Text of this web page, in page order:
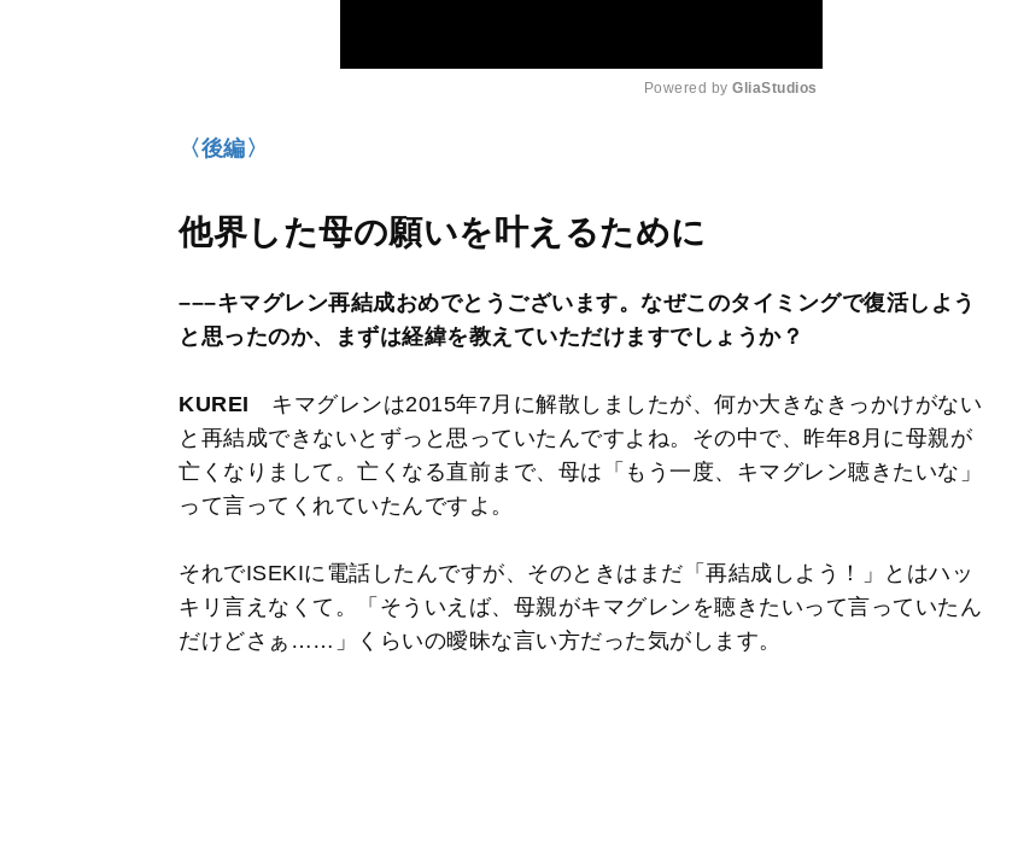
Powered by GliaStudios
〈後編〉
他界した母の願いを叶えるために
–––キマグレン再結成おめでとうございます。なぜこのタイミングで復活しよう
と思ったのか、まずは経緯を教えていただけますでしょうか？
KUREI キマグレンは2015年7月に解散しましたが、何か大きなきっかけがない
と再結成できないとずっと思っていたんですよね。その中で、昨年8月に母親が
亡くなりまして。亡くなる直前まで、母は「もう一度、キマグレン聴きたいな」
って言ってくれていたんですよ。
それでISEKIに電話したんですが、そのときはまだ「再結成しよう！」とはハッ
キリ言えなくて。「そういえば、母親がキマグレンを聴きたいって言っていたん
だけどさぁ……」くらいの曖昧な言い方だった気がします。